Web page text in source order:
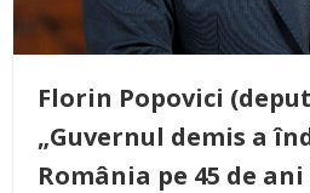
Florin Popovici
„Guvernul demis a
România pe 45 de